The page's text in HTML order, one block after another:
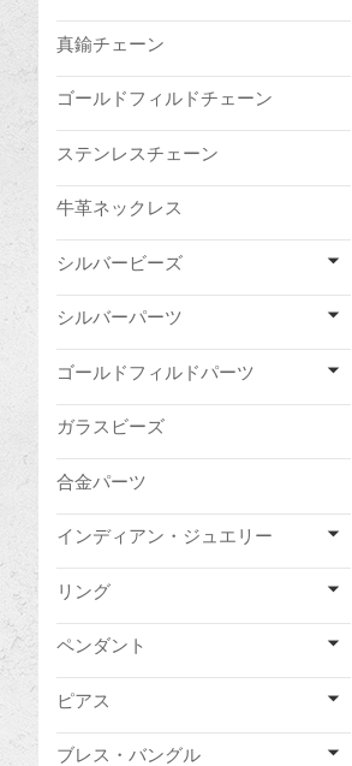
真鍮チェーン
ゴールドフィルドチェーン
ステンレスチェーン
牛革ネックレス
シルバービーズ
シルバーパーツ
ゴールドフィルドパーツ
ガラスビーズ
合金パーツ
インディアン・ジュエリー
リング
ペンダント
ピアス
ブレス・バングル